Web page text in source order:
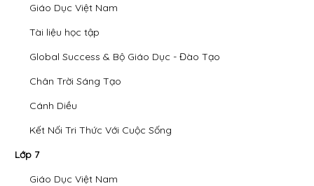
Giáo Dục Việt Nam
Tài liệu học tập
Global Success & Bộ Giáo Dục - Đào Tạo
Chân Trời Sáng Tạo
Cánh Diều
Kết Nối Tri Thức Với Cuộc Sống
Lớp 7
Giáo Dục Việt Nam